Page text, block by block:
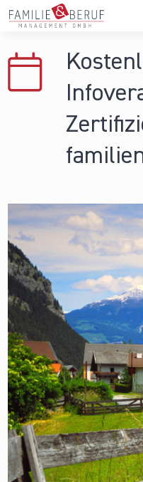
Direkt zum Inhalt
Hochschulen
Persönliche Vereinbarkeit
News & Events